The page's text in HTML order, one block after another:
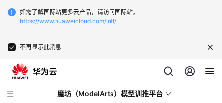
如需了解国际站更多云产品，请访问国际站。
https://www.huaweicloud.com/intl/
不再显示此消息
魔坊（ModelArts）模型训推平台